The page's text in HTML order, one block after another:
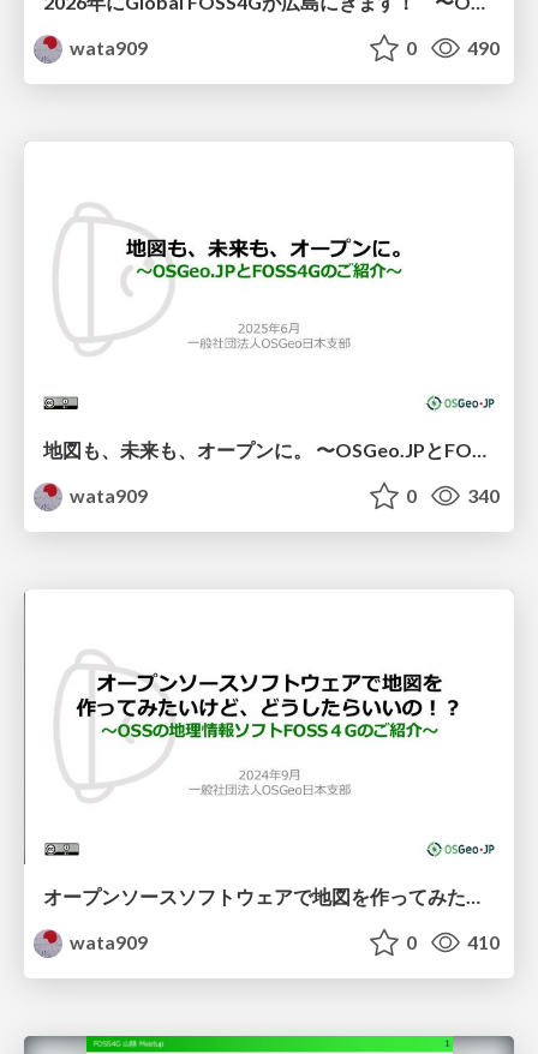
wata909
0 490
wata909
0 340
オープンソースソフトウェアで地図を作ってみたいけど、どうしたらいいの！？ 〜OSSの地理情報ソフトFOSS４Gのご紹介〜
wata909
0 410